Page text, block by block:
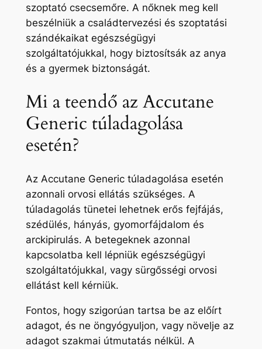
szoptató csecsemőre. A nőknek meg kell
beszélniük a családtervezési és szoptatási
szándékaikat egészségügyi
szolgáltatójukkal, hogy biztosítsák az anya
és a gyermek biztonságát.
Mi a teendő az Accutane
Generic túladagolása
esetén?
Az Accutane Generic túladagolása esetén
azonnali orvosi ellátás szükséges. A
túladagolás tünetei lehetnek erős fejfájás,
szédülés, hányás, gyomorfájdalom és
arckipirulás. A betegeknek azonnal
kapcsolatba kell lépniük egészségügyi
szolgáltatójukkal, vagy sürgősségi orvosi
ellátást kell kérniük.
Fontos, hogy szigorúan tartsa be az előírt
adagot, és ne öngyógyuljon, vagy növelje az
adagot szakmai útmutatás nélkül. A